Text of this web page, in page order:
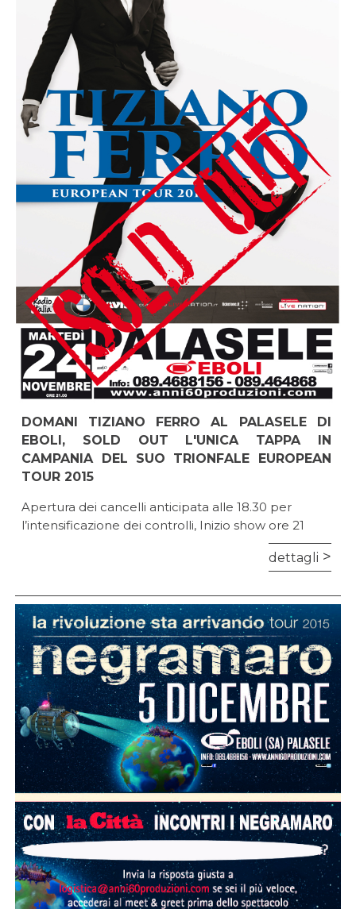
DOMANI TIZIANO FERRO AL PALASELE DI
EBOLI, SOLD OUT L'UNICA TAPPA IN
CAMPANIA DEL SUO TRIONFALE EUROPEAN
TOUR 2015
Apertura dei cancelli anticipata alle 18.30 per
l’intensificazione dei controlli, Inizio show ore 21
dettagli